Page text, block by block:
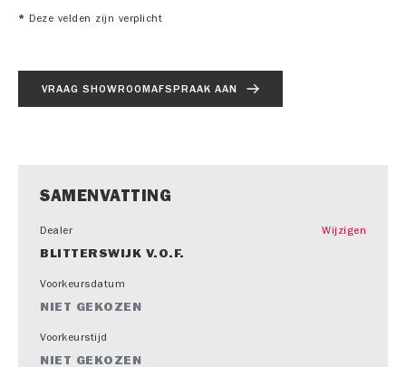
* Deze velden zijn verplicht
VRAAG SHOWROOMAFSPRAAK AAN
SAMENVATTING
Dealer Wijzigen
BLITTERSWIJK V.O.F.
Voorkeursdatum
NIET GEKOZEN
Voorkeurstijd
NIET GEKOZEN